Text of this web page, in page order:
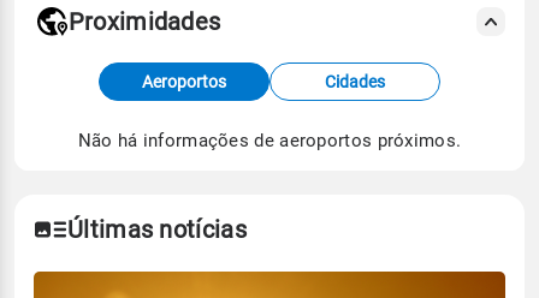
Fonte: dados combinados de estações
meteorológicas e satélite do Centro de Previsão
de Tempo e Estudos Climáticos (CPTEC).
Proximidades
Aeroportos Cidades
Não há informações de aeroportos próximos.
Últimas notícias